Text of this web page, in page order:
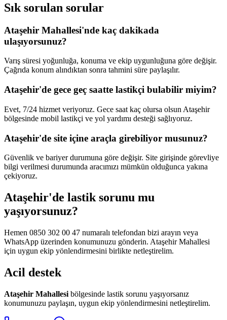
Sık sorulan sorular
Ataşehir Mahallesi'nde kaç dakikada
ulaşıyorsunuz?
Varış süresi yoğunluğa, konuma ve ekip uygunluğuna göre değişir.
Çağrıda konum alındıktan sonra tahmini süre paylaşılır.
Ataşehir'de gece geç saatte lastikçi bulabilir miyim?
Evet, 7/24 hizmet veriyoruz. Gece saat kaç olursa olsun Ataşehir
bölgesinde mobil lastikçi ve yol yardımı desteği sağlıyoruz.
Ataşehir'de site içine araçla girebiliyor musunuz?
Güvenlik ve bariyer durumuna göre değişir. Site girişinde görevliye
bilgi verilmesi durumunda aracımızı mümkün olduğunca yakına
çekiyoruz.
Ataşehir'de lastik sorunu mu
yaşıyorsunuz?
Hemen 0850 302 00 47 numaralı telefondan bizi arayın veya
WhatsApp üzerinden konumunuzu gönderin. Ataşehir Mahallesi
için uygun ekip yönlendirmesini birlikte netleştirelim.
Acil destek
Ataşehir Mahallesi bölgesinde lastik sorunu yaşıyorsanız
konumunuzu paylaşın, uygun ekip yönlendirmesini netleştirelim.